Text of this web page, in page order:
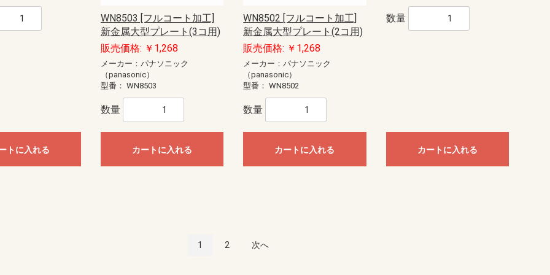
トに入れる
WN8503 [フルコート加工]
新金属大型プレート(3コ用)
販売価格: ￥1,268
メーカー：パナソニック
（panasonic）
型番： WN8503
数量
カートに入れる
WN8502 [フルコート加工]
新金属大型プレート(2コ用)
販売価格: ￥1,268
メーカー：パナソニック
（panasonic）
型番：WN8502
数量
カートに入れる
数量
カートに入れる
1 2 次へ